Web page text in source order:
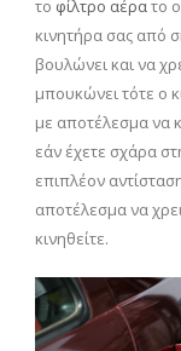
το φίλτρο αέρατο
κινητήρα σας από
βουλώνει και να
μπουκώνει τότε ο
με αποτέλεσμα να
εάν έχετε σχάρα
επιπλέον
αποτέλεσμα να
κινηθείτε.